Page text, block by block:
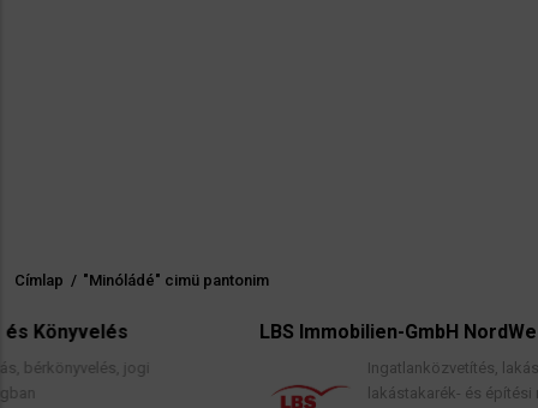
Morzsa
Címlap / "Minóládé" cimü pantonim
jogi
LBS Immobilien-GmbH NordWest
Ingatlanközvetítés, lakáscélú
lakástakarék- és építési megtakarítási